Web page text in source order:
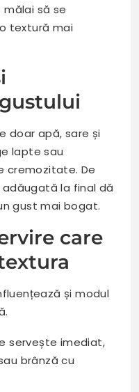
să se
textură mai
doar apă, sare și
lapte sau
cremozitate. De
la final dă
gust mai bogat.
care
și modul
servește imediat,
brânză cu